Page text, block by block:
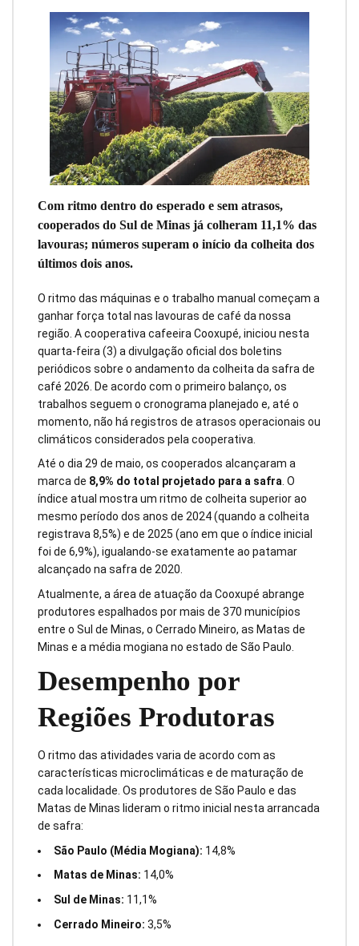
Com ritmo dentro do esperado e sem atrasos,
cooperados do Sul de Minas já colheram 11,1% das
lavouras; números superam o início da colheita dos
últimos dois anos.
O ritmo das máquinas e o trabalho manual começam a
ganhar força total nas lavouras de café da nossa
região. A cooperativa cafeeira Cooxupé, iniciou nesta
quarta-feira (3) a divulgação oficial dos boletins
periódicos sobre o andamento da colheita da safra de
café 2026. De acordo com o primeiro balanço, os
trabalhos seguem o cronograma planejado e, até o
momento, não há registros de atrasos operacionais ou
climáticos considerados pela cooperativa.
Até o dia 29 de maio, os cooperados alcançaram a
marca de 8,9% do total projetado para a safra. O
índice atual mostra um ritmo de colheita superior ao
mesmo período dos anos de 2024 (quando a colheita
registrava 8,5%) e de 2025 (ano em que o índice inicial
foi de 6,9%), igualando-se exatamente ao patamar
alcançado na safra de 2020.
Atualmente, a área de atuação da Cooxupé abrange
produtores espalhados por mais de 370 municípios
entre o Sul de Minas, o Cerrado Mineiro, as Matas de
Minas e a média mogiana no estado de São Paulo.
Desempenho por
Regiões Produtoras
O ritmo das atividades varia de acordo com as
características microclimáticas e de maturação de
cada localidade. Os produtores de São Paulo e das
Matas de Minas lideram o ritmo inicial nesta arrancada
de safra:
São Paulo (Média Mogiana): 14,8%
Matas de Minas: 14,0%
Sul de Minas: 11,1%
Cerrado Mineiro: 3,5%